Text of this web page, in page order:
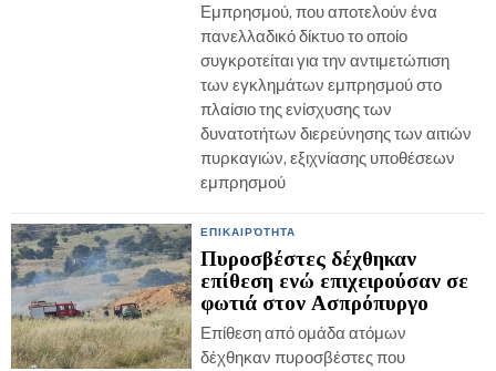
Εμπρησμού, που αποτελούν ένα
πανελλαδικό δίκτυο το οποίο
συγκροτείται για την αντιμετώπιση
των εγκλημάτων εμπρησμού στο
πλαίσιο της ενίσχυσης των
δυνατοτήτων διερεύνησης των αιτιών
πυρκαγιών, εξιχνίασης υποθέσεων
εμπρησμού
ΕΠΙΚΑΙΡΌΤΗΤΑ
Πυροσβέστες δέχθηκαν
επίθεση ενώ επιχειρούσαν σε
φωτιά στον Ασπρόπυργο
Επίθεση από ομάδα ατόμων
δέχθηκαν πυροσβέστες που